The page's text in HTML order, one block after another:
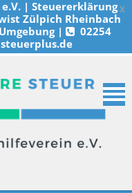
| Steuererklärung
Zülpich Rheinbach
|
02254
x